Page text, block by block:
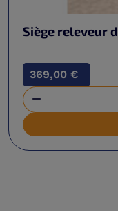
Siège releveur
369,00 €
